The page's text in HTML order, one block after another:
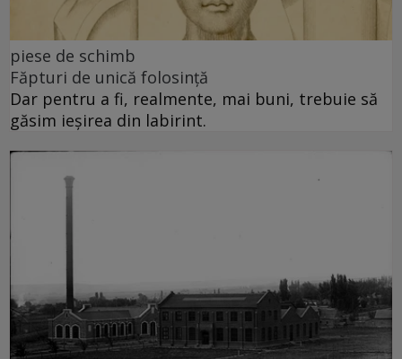
piese de schimb
Făpturi de unică folosință
Dar pentru a fi, realmente, mai buni, trebuie să
găsim ieșirea din labirint.